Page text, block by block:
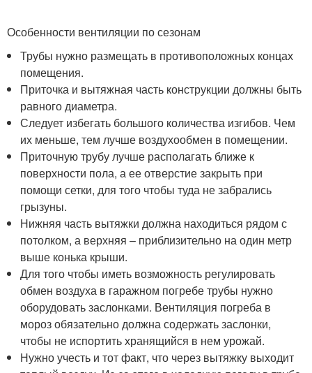
Особенности вентиляции по сезонам
Трубы нужно размещать в противоположных концах
помещения.
Приточка и вытяжная часть конструкции должны быть
равного диаметра.
Следует избегать большого количества изгибов. Чем
их меньше, тем лучше воздухообмен в помещении.
Приточную трубу лучше располагать ближе к
поверхности пола, а ее отверстие закрыть при
помощи сетки, для того чтобы туда не забрались
грызуны.
Нижняя часть вытяжки должна находиться рядом с
потолком, а верхняя – приблизительно на один метр
выше конька крыши.
Для того чтобы иметь возможность регулировать
обмен воздуха в гаражном погребе трубы нужно
оборудовать заслонками. Вентиляция погреба в
мороз обязательно должна содержать заслонки,
чтобы не испортить хранящийся в нем урожай.
Нужно учесть и тот факт, что через вытяжку выходит